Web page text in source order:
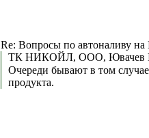
Re: Вопросы по автоналиву на
ТК НИКОЙЛ, ООО, Ювачев
Очереди бывают в том
продукта.